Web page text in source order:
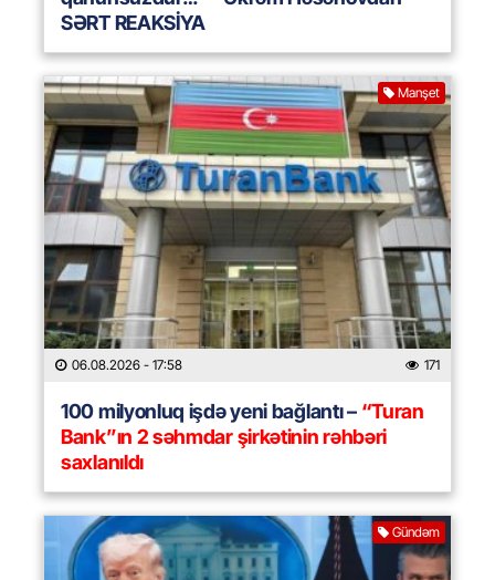
SƏRT REAKSİYA
Manşet
06.08.2026 - 17:58 171
100 milyonluq işdə yeni bağlantı –“Turan
Bank”ın 2 səhmdar şirkətinin rəhbəri
saxlanıldı
Gündəm